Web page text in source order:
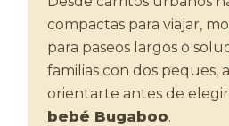
compactas para viajar,
para paseos largos o
familias con dos peques,
orientarte antes de
bebé Bugaboo.